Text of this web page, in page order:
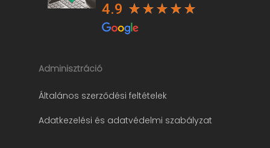
4.9
Adminisztráció
Általános szerződési feltételek
Adatkezelési és adatvédelmi szabályzat